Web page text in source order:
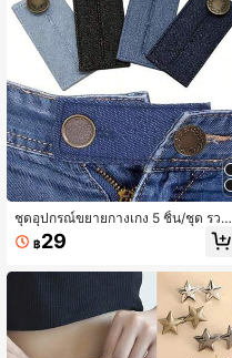
ชุดอุปกรณ์ขยายกางเกง 5 ชิ้น/ชุด รวม
ถึงปุ่มขยายกางเกง ตะขอยาว ตัวปรับแ
ถบเอว และตัวขยายเข็มขัด ปุ่มโลหะขย
฿29